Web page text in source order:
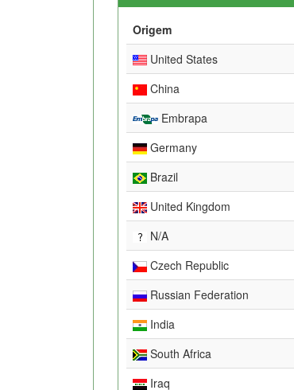
Origem
United States
China
Embrapa
Germany
Brazil
United Kingdom
N/A
Czech Republic
Russian Federation
India
South Africa
Iraq